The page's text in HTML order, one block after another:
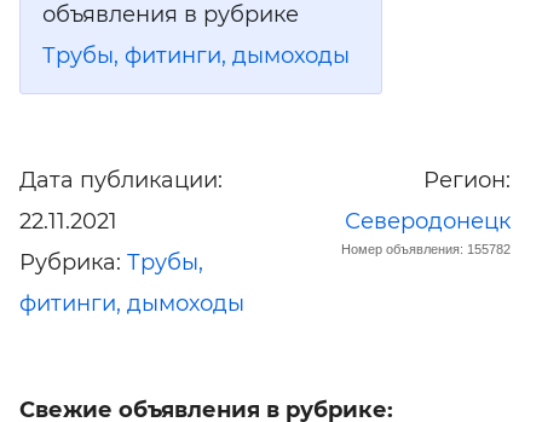
объявления в рубрике
Трубы, фитинги, дымоходы
Дата публикации:
22.11.2021
Рубрика: Трубы,
фитинги, дымоходы
Регион:
Северодонецк
Номер объявления: 155782
Свежие объявления в рубрике: